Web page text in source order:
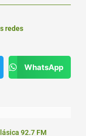
redes
WhatsApp
92.7 FM